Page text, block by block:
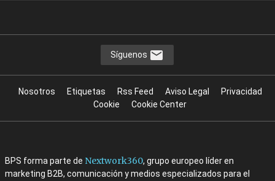
Síguenos
Nosotros Etiquetas Rss Feed Aviso Legal
Privacidad
Cookie
Cookie Center
BPS forma parte de Nextwork360, grupo europeo líder en
marketing B2B, comunicación y medios especializados para el